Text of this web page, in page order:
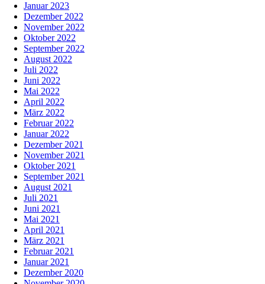
Januar 2023
Dezember 2022
November 2022
Oktober 2022
September 2022
August 2022
Juli 2022
Juni 2022
Mai 2022
April 2022
März 2022
Februar 2022
Januar 2022
Dezember 2021
November 2021
Oktober 2021
September 2021
August 2021
Juli 2021
Juni 2021
Mai 2021
April 2021
März 2021
Februar 2021
Januar 2021
Dezember 2020